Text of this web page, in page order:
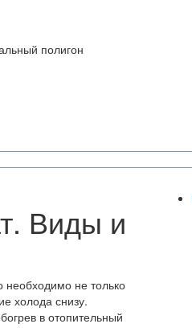
полигон
Виды и
необходимо не только
холода снизу.
в отопительный